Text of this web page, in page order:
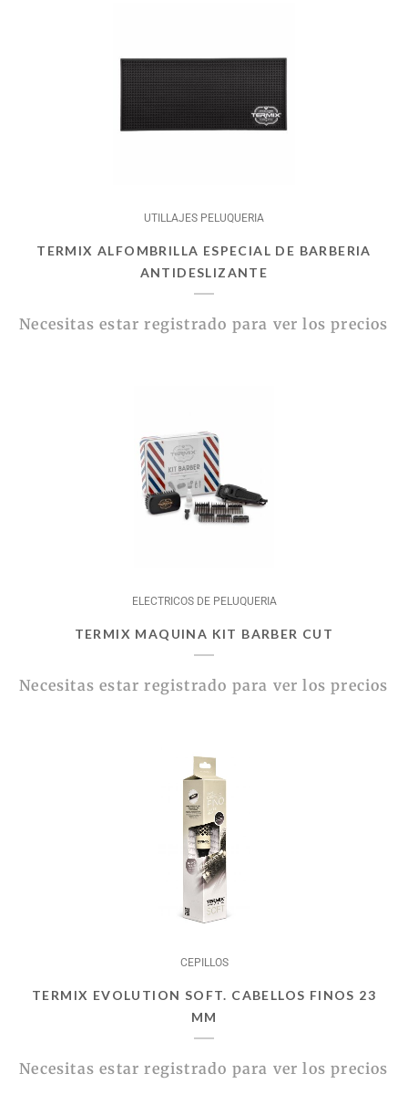
UTILLAJES PELUQUERIA
TERMIX ALFOMBRILLA ESPECIAL DE BARBERIA
ANTIDESLIZANTE
Necesitas estar registrado para ver los precios
ELECTRICOS DE PELUQUERIA
TERMIX MAQUINA KIT BARBER CUT
Necesitas estar registrado para ver los precios
CEPILLOS
TERMIX EVOLUTION SOFT. CABELLOS FINOS 23
MM
Necesitas estar registrado para ver los precios